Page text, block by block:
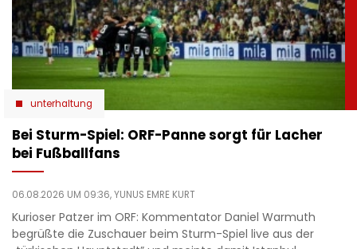
unterhaltung
Bei Sturm-Spiel: ORF-Panne sorgt für Lacher
bei Fußballfans
06.08.2026 UM 09:36,YUNUS EMRE KURT
Kurioser Patzer im ORF: Kommentator Daniel Warmuth
begrüßte die Zuschauer beim Sturm-Spiel live aus der